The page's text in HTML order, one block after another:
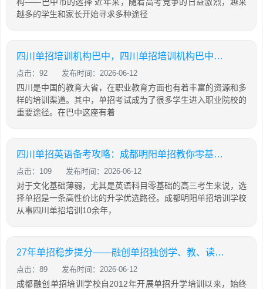
越多的学生和家长开始寻求多种途径
四川单招培训机构巴中，四川单招培训机构巴中有几家
点击：92 发布时间：2026-06-12
四川是中国的教育大省，在职业教育方面也有着丰富的资源和多
样的培训渠道。其中，单招考试成为了很多学生进入职业院校的
重要途径。在巴中这座有着
四川单招英语备考攻略：成都明阳单招教你零基础也能有效提分
点击：109 发布时间：2026-06-12
对于文化基础薄弱，尤其是英语科目零基础的高三考生来说，选
择单招是一条高性价比的升学优选路径。成都明阳单招培训学校
从事四川单招培训10余年，
27年单招稳步提分——融创单招独创学、教、读、背、练、考六位一体教学模式
点击：89 发布时间：2026-06-12
成都融创单招培训学校自2012年开展单招升学培训以来，始终